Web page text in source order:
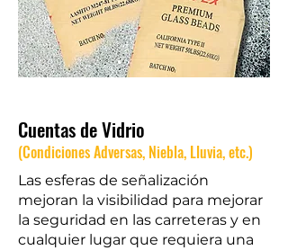
Cuentas de Vidrio
(Condiciones Adversas, Niebla, Lluvia, etc.)
Las esferas de señalización
mejoran la visibilidad para mejorar
la seguridad en las carreteras y en
cualquier lugar que requiera una